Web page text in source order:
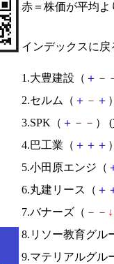
赤＝株価が平均
インデックスに戻
1.大豊建設（ ＋ －
2.セルム（ ＋ － ＋
3.SPK（ ＋ － － ） (
4.巴工業（ ＋ ＋ ＋
5.小田原エンジ（
6.丸建リース（ ＋
7.バナーズ（ － － ↓
8.リソー教育グル
9.マテリアルグル